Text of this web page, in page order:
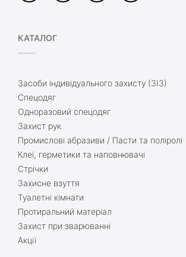
КАТАЛОГ
Засоби індивідуального захисту (ЗІЗ)
Спецодяг
Одноразовий спецодяг
Захист рук
Промислові абразиви / Пасти та поліролі
Клеї, герметики та наповнювачі
Стрічки
Захисне взуття
Туалетні кімнати
Протиральний матеріал
Захист при зварюванні
Акції